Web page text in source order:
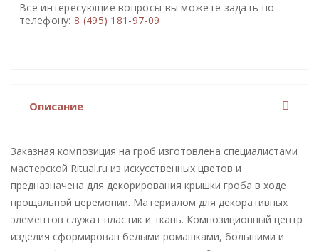
Все интересующие вопросы вы можете задать по
телефону: 8 (495) 181-97-09
Описание
Заказная композиция на гроб изготовлена специалистами
мастерской Ritual.ru из искусственных цветов и
предназначена для декорирования крышки гроба в ходе
прощальной церемонии. Материалом для декоративных
элементов служат пластик и ткань. Композиционный центр
изделия сформирован белыми ромашками, большими и